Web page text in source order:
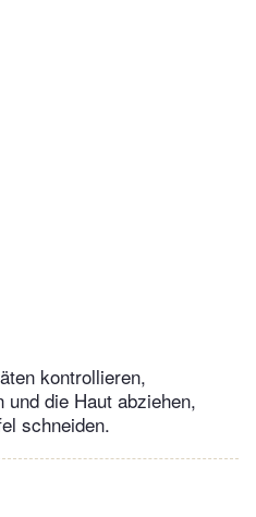
kontrollieren,
die Haut abziehen,
schneiden.